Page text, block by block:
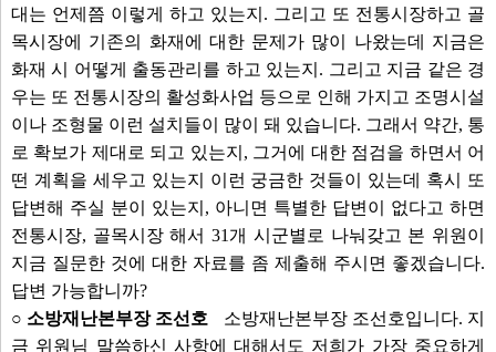
대는 언제쯤 이렇게 하고 있는지. 그리고 또 전통시장하고 골
목시장에 기존의 화재에 대한 문제가 많이 나왔는데 지금은
화재 시 어떻게 출동관리를 하고 있는지. 그리고 지금 같은 경
우는 또 전통시장의 활성화사업 등으로 인해 가지고 조명시설
이나 조형물 이런 설치들이 많이 돼 있습니다. 그래서 약간, 통
로 확보가 제대로 되고 있는지, 그거에 대한 점검을 하면서 어
떤 계획을 세우고 있는지 이런 궁금한 것들이 있는데 혹시 또
답변해 주실 분이 있는지, 아니면 특별한 답변이 없다고 하면
전통시장, 골목시장 해서 31개 시군별로 나눠갖고 본 위원이
지금 질문한 것에 대한 자료를 좀 제출해 주시면 좋겠습니다.
답변 가능합니까?
○ 소방재난본부장 조선호
소방재난본부장 조선호입니다. 지
금 위원님 말씀하신 사항에 대해서도 저희가 가장 중요하게